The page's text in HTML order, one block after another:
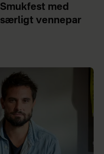
Smukfest med
særligt vennepar